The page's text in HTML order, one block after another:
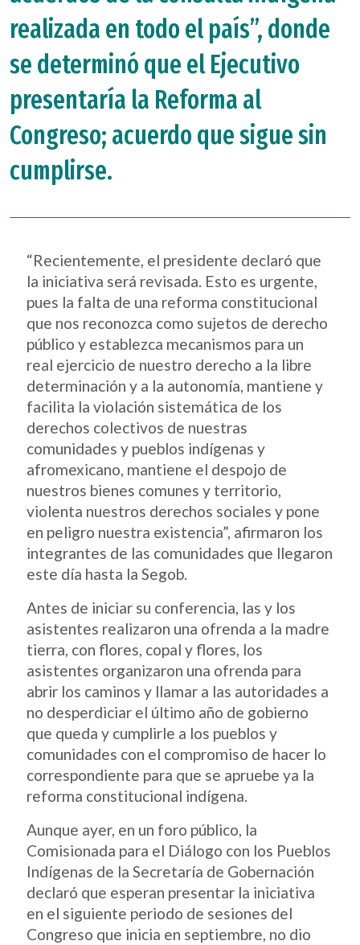
realizada en todo el país”, donde
se determinó que el Ejecutivo
presentaría la Reforma al
Congreso; acuerdo que sigue sin
cumplirse.
“Recientemente, el presidente declaró que
la iniciativa será revisada. Esto es urgente,
pues la falta de una reforma constitucional
que nos reconozca como sujetos de derecho
público y establezca mecanismos para un
real ejercicio de nuestro derecho a la libre
determinación y a la autonomía, mantiene y
facilita la violación sistemática de los
derechos colectivos de nuestras
comunidades y pueblos indígenas y
afromexicano, mantiene el despojo de
nuestros bienes comunes y territorio,
violenta nuestros derechos sociales y pone
en peligro nuestra existencia”, afirmaron los
integrantes de las comunidades que llegaron
este día hasta la Segob.
Antes de iniciar su conferencia, las y los
asistentes realizaron una ofrenda a la madre
tierra, con flores, copal y flores, los
asistentes organizaron una ofrenda para
abrir los caminos y llamar a las autoridades a
no desperdiciar el último año de gobierno
que queda y cumplirle a los pueblos y
comunidades con el compromiso de hacer lo
correspondiente para que se apruebe ya la
reforma constitucional indígena.
Aunque ayer, en un foro público, la
Comisionada para el Diálogo con los Pueblos
Indígenas de la Secretaría de Gobernación
declaró que esperan presentar la iniciativa
en el siguiente periodo de sesiones del
Congreso que inicia en septiembre, no dio